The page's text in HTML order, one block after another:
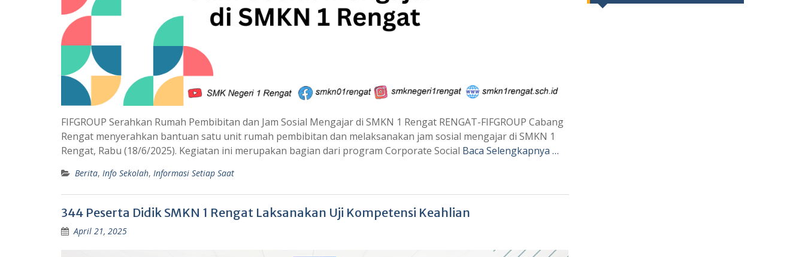
FIFGROUP Serahkan Rumah Pembibitan dan Jam Sosial Mengajar di SMKN 1 Rengat RENGAT-FIFGROUP Cabang
Rengat menyerahkan bantuan satu unit rumah pembibitan dan melaksanakan jam sosial mengajar di SMKN 1
Rengat, Rabu (18/6/2025). Kegiatan ini merupakan bagian dari program Corporate Social Baca Selengkapnya …
Berita, Info Sekolah, Informasi Setiap Saat
344 Peserta Didik SMKN 1 Rengat Laksanakan Uji Kompetensi Keahlian
April 21, 2025